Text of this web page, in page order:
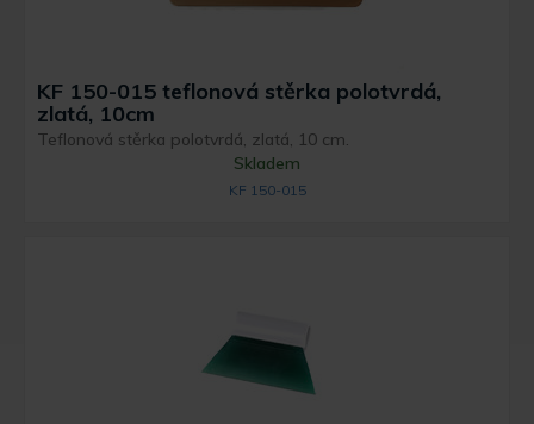
KF 150-015 teflonová stěrka polotvrdá,
zlatá, 10cm
Teflonová stěrka polotvrdá, zlatá, 10 cm.
Skladem
KF 150-015